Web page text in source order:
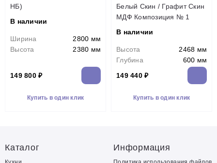
НБ)
В наличии
Ширина
2800 мм
Высота
2380 мм
149 800 ₽
Купить в один клик
Белый Скин / Графит Скин
МДФ Композиция № 1
В наличии
Высота
2468 мм
Глубина
600 мм
149 440 ₽
Купить в один клик
Каталог Информация